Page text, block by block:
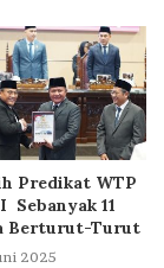
Predikat WTP
Sebanyak 11
Berturut-Turut
2025